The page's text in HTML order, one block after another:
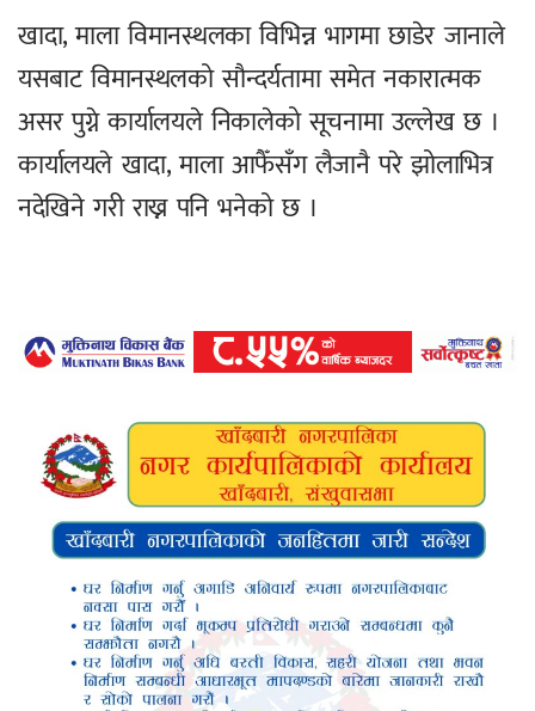
खादा, माला विमानस्थलका विभिन्न भागमा छाडेर जानाले
यसबाट विमानस्थलको सौन्दर्यतामा समेत नकारात्मक
असर पुग्ने कार्यालयले निकालेको सूचनामा उल्लेख छ ।
कार्यालयले खादा, माला आफैँसँग लैजानै परे झोलाभित्र
नदेखिने गरी राख्न पनि भनेको छ ।